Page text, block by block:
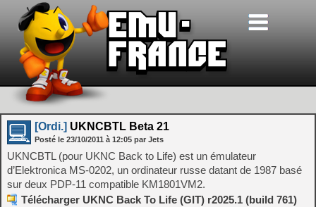
[Ordi.] UKNCBTL Beta 21
Posté le 23/10/2011 à 12:05 par Jets
UKNCBTL (pour UKNC Back to Life) est un émulateur
d’Elektronica MS-0202, un ordinateur russe datant de 1987 basé
sur deux PDP-11 compatible KM1801VM2.
Télécharger UKNC Back To Life (GIT) r2025.1 (build 761)